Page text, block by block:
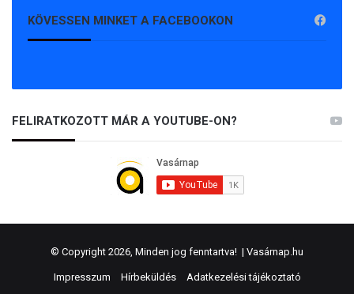
KÖVESSEN MINKET A FACEBOOKON
FELIRATKOZOTT MÁR A YOUTUBE-ON?
© Copyright 2026, Minden jog fenntartva! | Vasárnap.hu
Impresszum Hírbeküldés Adatkezelési tájékoztató